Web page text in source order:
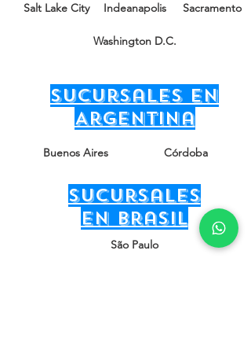
Salt Lake City Indeanapolis Sacramento
Washington D.C.
sucursales en
Argentina
Buenos Aires Córdoba
sucursales
en Brasil
São Paulo